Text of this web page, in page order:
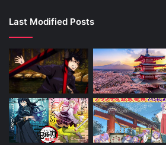
Last Modified Posts